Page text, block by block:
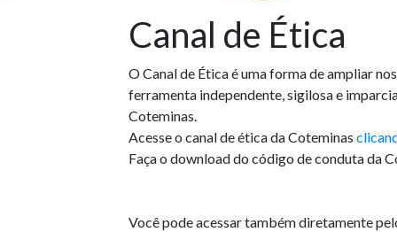
Canal de Ética
O Canal de Ética é uma forma de ampliar
ferramenta independente, sigilosa e
Coteminas.
Acesse o canal de ética da Coteminas
Faça o download do código de conduta da
Você pode acessar também diretamente